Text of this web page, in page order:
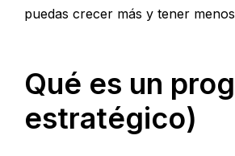
puedas crecer más y tener
Qué es un
estratégico)